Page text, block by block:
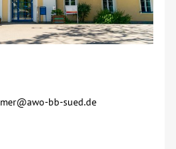
bb-sued.de